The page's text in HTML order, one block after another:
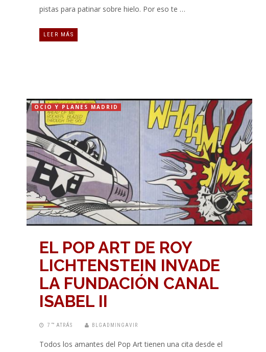
pistas para patinar sobre hielo. Por eso te …
LEER MÁS
OCIO Y PLANES MADRID
EL POP ART DE ROY
LICHTENSTEIN INVADE
LA FUNDACIÓN CANAL
ISABEL II
7 “” ATRÁS BLGADMINGAVIR
Todos los amantes del Pop Art tienen una cita desde el